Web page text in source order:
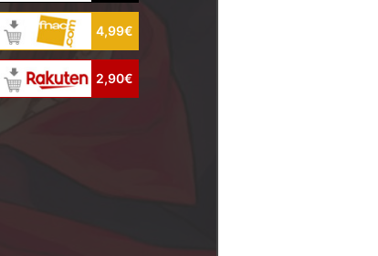
4,99€
2,90€